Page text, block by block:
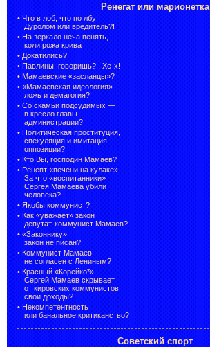
Ренегат или марионетка
• Что в лоб, что по лбу!
Дуролом или вредитель?!
• На зеркало неча пенять,
коли рожа крива
• Докатились?
• Павлины, говоришь?.. Хе-х!
• Мамаевские «засланцы»?
• «Мамаевская идеология» –
ложь и демагогия?
• Со скамьи подсудимых —
в кресло главы
администрации?
• Политическая проституция,
спекуляция и имитация
оппозиции?
• Кто Вы, господин Мамаев?
• Рецепт «печени на кулаке».
За что «воспитанники»
Сергея Мамаева убили
человека?
• Якобы коммунист?
• Как «уважает» закон
депутат-коммунист Мамаев?
• «Законнику»
закон не писан?
• Коммунист Мамаев
не согласен с Лениным?
• Красный «Корейко*».
Сергей Мамаев скрывает
от кировских коммунистов
свои доходы?
• Некомпетентность
или банальное критиканство?
Советский спорт